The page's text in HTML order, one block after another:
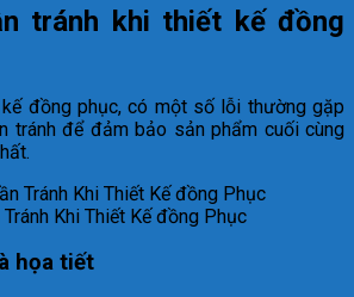
tránh khi thiết kế đồng
đồng phục, có một số lỗi thường gặp
tránh để đảm bảo sản phẩm cuối cùng
Khi Thiết Kế đồng Phục
họa tiết